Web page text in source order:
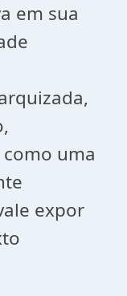
em sua
uma
expor